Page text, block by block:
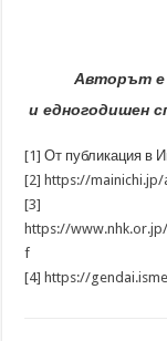
Авторът е
и едногодишен
[1] От публикация в
[2] https://
[3]
https://
f
[4] https://